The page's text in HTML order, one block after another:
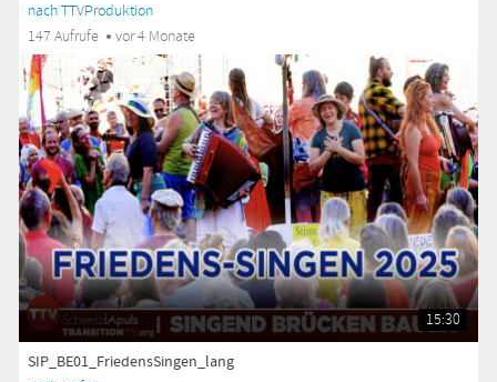
nach TTVProduktion
147 Aufrufe
vor 4 Monate
15:30
SIP_BE01_FriedensSingen_lang